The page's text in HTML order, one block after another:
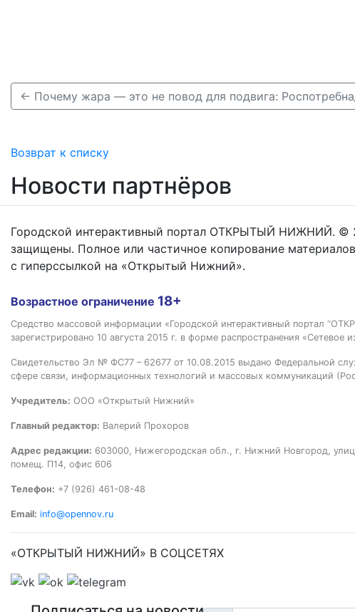
Возврат к списку
Новости партнёров
Городской интерактивный портал ОТКРЫТЫЙ НИЖНИЙ. ©
защищены. Полное или частичное копирование
с гиперссылкой на «Открытый Нижний».
Возрастное ограничение 18+
Средство массовой информации «Городской интерактивный портал
зарегистрировано 10 августа 2015 г. в форме распространения «Сетевое
Свидетельство Эл № ФС77 – 62677 от 10.08.2015 выдано Федеральной
сфере связи, информационных технологий и массовых коммуникаций
Учредитель: ООО «Открытый Нижний»
Главный редактор: Валерий Прохоров
Адрес редакции: 603000, Нижегородская обл., г. Нижний Новгород,
помещ. П14, офис 606
Телефон: +7 (926) 461-08-48
Email: info@opennov.ru
«ОТКРЫТЫЙ НИЖНИЙ» В СОЦСЕТЯХ